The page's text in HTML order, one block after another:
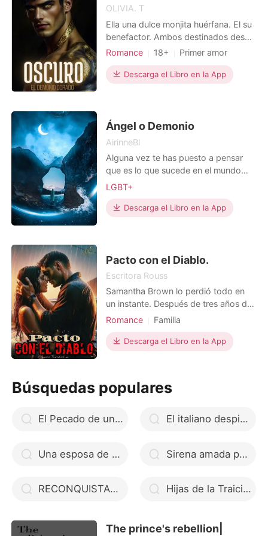
OLIVIA. T
Ella una dulce monjita huérfana. El su
benefactor. Ambos destinados desde
el mismo infierno.
Romance 18+
Primer amor
Relación secreta
Esclavos sexuales
Descarga el Libro en la App
Ángel o Demonio
AirinneBl
Alguna vez te has puesto a pensar
que es lo que sucede en el mundo
que no vemos, ese que dicen que
conciencia??. Cuáles son esas luchas
de las que todas las religiones hablan,
antes, mitos o realidades
LGBT+
Descarga el Libro en la App
Pacto con el Diablo.
Escritora Rouss
Samantha Brown lo perdió todo en
un instante. Después de tres años de
relación, su exnovio Leandro
comprometerse con Olivia Decker,
una mujer adinerada y con estatus
cárcel con cargos falsos.
Romance
Familia
Amor a primera vista
Abogado
Encantadora
Chica traviesa
Trama llena de altibajos
Descarga el Libro en la App
Búsquedas populares
El Pecado de un Ángel - Libro I - Trilogía Ángel El italiano despiadado
Una esposa de mentira. (Saga familia Duque) Sirena amada por el Rey Alfa y el Rey Vampiro
RECONQUISTANDO A MI EX LUNA Hijas de la Traición
The prince's rebellion|